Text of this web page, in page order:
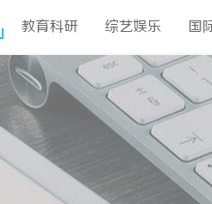
教育科研 综艺娱乐 国